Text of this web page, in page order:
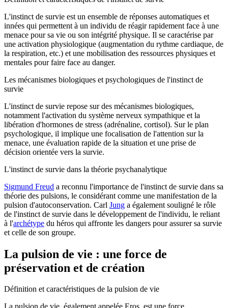
L'instinct de survie est un ensemble de réponses automatiques et
innées qui permettent à un individu de réagir rapidement face à une
menace pour sa vie ou son intégrité physique. Il se caractérise par
une activation physiologique (augmentation du rythme cardiaque, de
la respiration, etc.) et une mobilisation des ressources physiques et
mentales pour faire face au danger.
Les mécanismes biologiques et psychologiques de l'instinct de
survie
L'instinct de survie repose sur des mécanismes biologiques,
notamment l'activation du système nerveux sympathique et la
libération d'hormones de stress (adrénaline, cortisol). Sur le plan
psychologique, il implique une focalisation de l'attention sur la
menace, une évaluation rapide de la situation et une prise de
décision orientée vers la survie.
L'instinct de survie dans la théorie psychanalytique
Sigmund Freud a reconnu l'importance de l'instinct de survie dans sa
théorie des pulsions, le considérant comme une manifestation de la
pulsion d'autoconservation. Carl Jung a également souligné le rôle
de l'instinct de survie dans le développement de l'individu, le reliant
à l'archétype du héros qui affronte les dangers pour assurer sa survie
et celle de son groupe.
La pulsion de vie : une force de
préservation et de création
Définition et caractéristiques de la pulsion de vie